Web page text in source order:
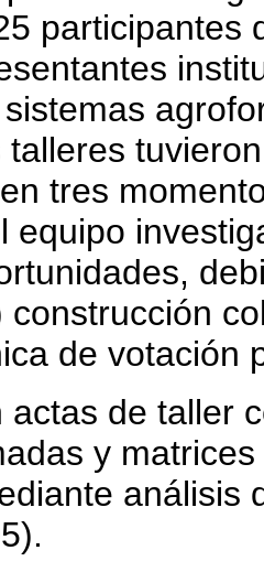
participantes
talleres
tres
equipo
construcción
de votación
actas de taller
y
análisis